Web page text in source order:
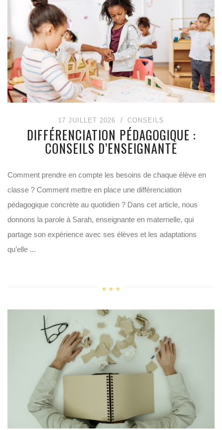
17 JUILLET 2026 CONSEILS
DIFFÉRENCIATION PÉDAGOGIQUE :
CONSEILS D’ENSEIGNANTE
Comment prendre en compte les besoins de chaque élève en
classe ? Comment mettre en place une différenciation
pédagogique concrète au quotidien ? Dans cet article, nous
donnons la parole à Sarah, enseignante en maternelle, qui
partage son expérience avec ses élèves et les adaptations
qu’elle ...